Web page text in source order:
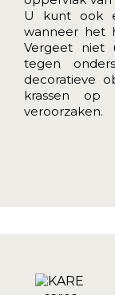
U kunt ook
wanneer het
Vergeet niet
tegen
decoratieve
krassen op
veroorzaken.